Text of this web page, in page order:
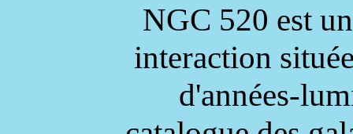
NGC 520 est
interaction
d'années-